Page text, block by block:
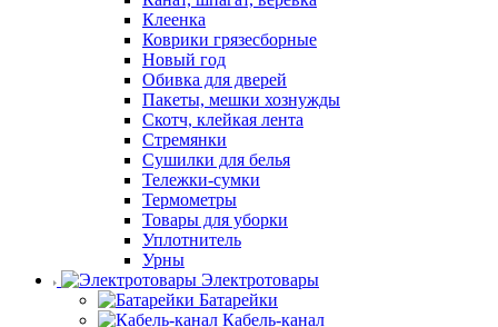
Клеенка
Коврики грязесборные
Новый год
Обивка для дверей
Пакеты, мешки хознужды
Скотч, клейкая лента
Стремянки
Сушилки для белья
Тележки-сумки
Термометры
Товары для уборки
Уплотнитель
Урны
Электротовары
Батарейки
Кабель-канал